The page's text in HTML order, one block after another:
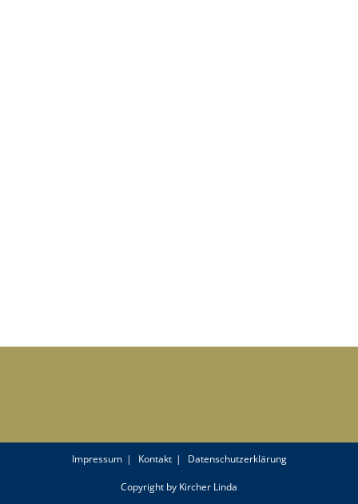
Impressum Kontakt Datenschutzerklärung
Copyright by Kircher Linda